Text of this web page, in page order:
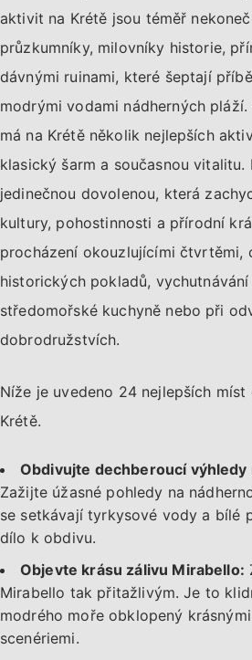
aktivit na Krétě jsou téměř
průzkumníky, milovníky historie,
dávnými ruinami, které šeptají
modrými vodami nádherných
má na Krétě několik nejlepších
klasický šarm a současnou vitalitu.
jedinečnou dovolenou, která
kultury, pohostinnosti a přírodní
procházení okouzlujícími čtvrtěmi,
historických pokladů,
středomořské kuchyně nebo při
dobrodružstvích.
Níže je uvedeno 24 nejlepších
Krétě.
Obdivujte dechberoucí výhledy
Zažijte úžasné pohledy na
se setkávají tyrkysové vody a bílé
dílo k obdivu.
Objevte krásu zálivu Mirabello:
Mirabello tak přitažlivým. Je to
modrého moře obklopený
scenériemi.